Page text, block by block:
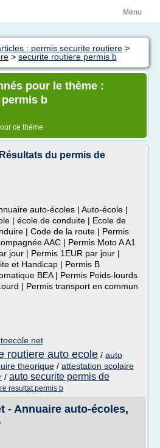
Menu
: permis securite routiere >
> securite routiere permis b
pour le thème :
b
ce thème
du permis de
auto-écoles | Auto-école |
| école de conduite | Ecole de
| Code de la route | Permis
AAC | Permis Moto A A1
jour | Permis 1EUR par jour |
et Handicap | Permis B
BEA | Permis Poids-lourds
| Permis transport en commun
routiere auto ecole / auto
theorique / attestation scolaire
/ auto securite permis de
resultat permis b
- Annuaire auto-écoles,